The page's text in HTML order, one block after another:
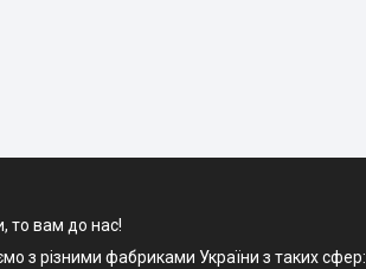
то вам до нас!
з різними фабриками України з таких сфер: